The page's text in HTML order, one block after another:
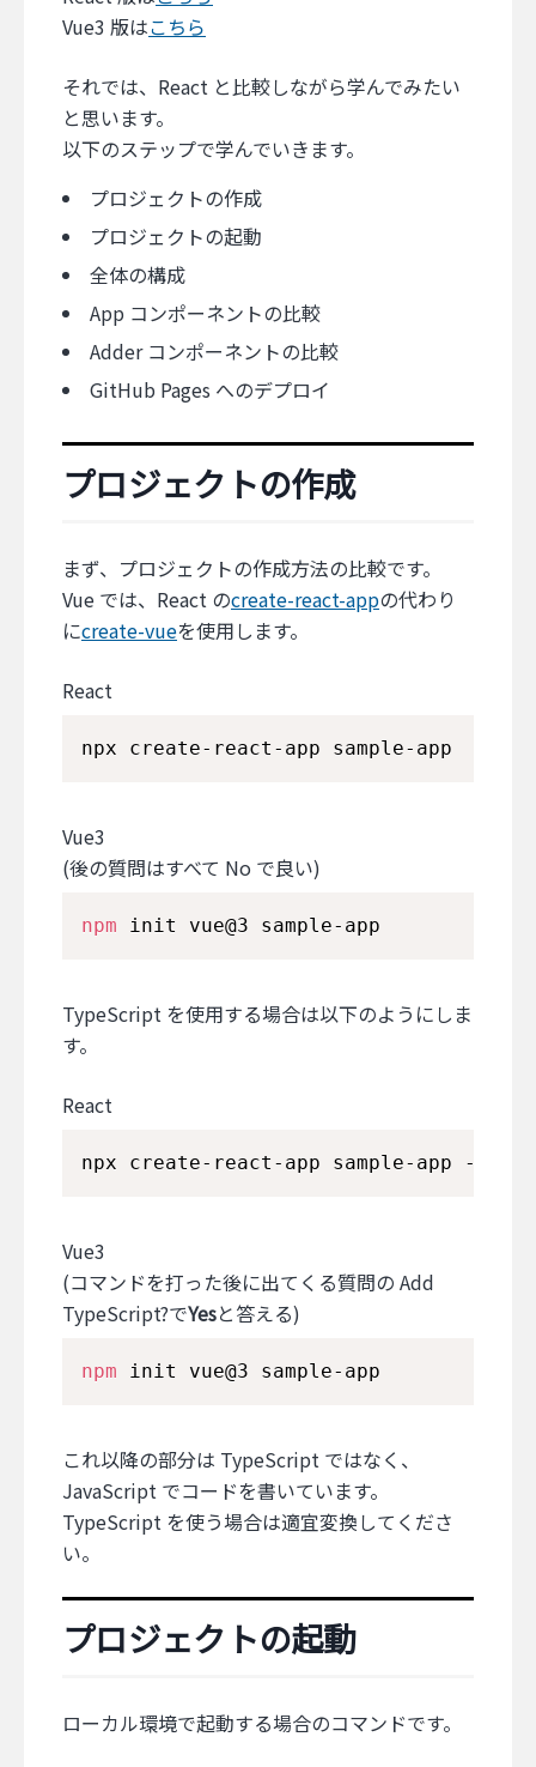
Vue3 版はこちら
それでは、React と比較しながら学んでみたい
と思います。
以下のステップで学んでいきます。
プロジェクトの作成
プロジェクトの起動
全体の構成
App コンポーネントの比較
Adder コンポーネントの比較
GitHub Pages へのデプロイ
プロジェクトの作成
まず、プロジェクトの作成方法の比較です。
Vue では、React のcreate-react-appの代わり
にcreate-vueを使用します。
React
npx create-react-app sample-app
Vue3
(後の質問はすべて No で良い)
npm init vue@3 sample-app
TypeScript を使用する場合は以下のようにしま
す。
React
npx create-react-app sample-app --
Vue3
(コマンドを打った後に出てくる質問の Add
TypeScript?でYesと答える)
npm init vue@3 sample-app
これ以降の部分は TypeScript ではなく、
JavaScript でコードを書いています。
TypeScript を使う場合は適宜変換してくださ
い。
プロジェクトの起動
ローカル環境で起動する場合のコマンドです。